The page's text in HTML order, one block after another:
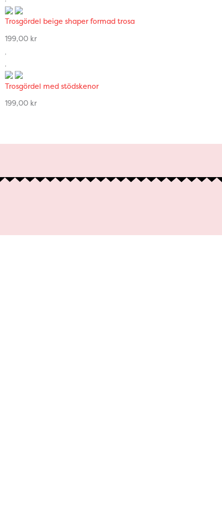
Trosgördel beige shaper formad trosa
199,00 kr
Trosgördel med stödskenor
199,00 kr